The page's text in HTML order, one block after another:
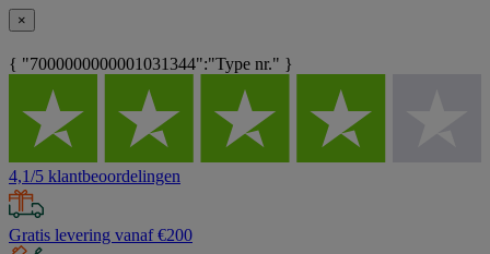
×
{ "7000000000001031344":"Type nr." }
4,1/5 klantbeoordelingen
Gratis levering vanaf €200